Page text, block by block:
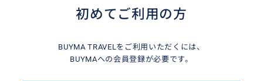
初めてご利用の方
BUYMA TRAVELをご利用いただくには、
BUYMAへの会員登録が必要です。